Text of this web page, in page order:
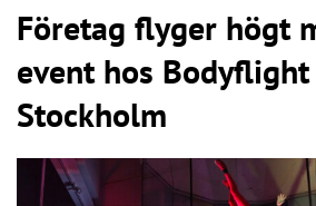
Företag flyger högt
event hos
Stockholm